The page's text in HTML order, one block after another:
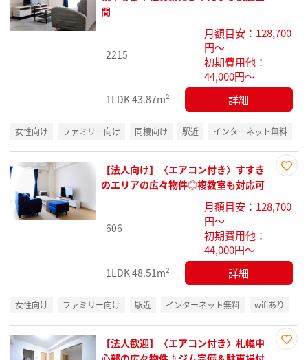
録
間
2215
月額目安：128,700
円～
初期費用他：
44,000円～
1LDK43.87m² 詳細
女性向け ファミリー向け 同棲向け 駅近 インターネット無料
り登
【法人向け】〈エアコン付き〉すすき
のエリアの広々物件◎複数室も対応可
606
月額目安：128,700
円～
初期費用他：
44,000円～
1LDK48.51m² 詳細
女性向け ファミリー向け 駅近 インターネット無料 wifiあり
【法人歓迎】〈エアコン付き〉札幌中